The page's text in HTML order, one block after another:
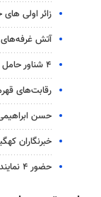
زائر اولی
آتش غرفه‌های
۴ شناور حامل کالای قاچاق در آب‌های بوشهر توقیف شد
رقابت‌های
حسن
خبرنگاران
حضور ۴ نماینده استان بوشهر در دوره داوری کیک‌بوکسینگ کشور